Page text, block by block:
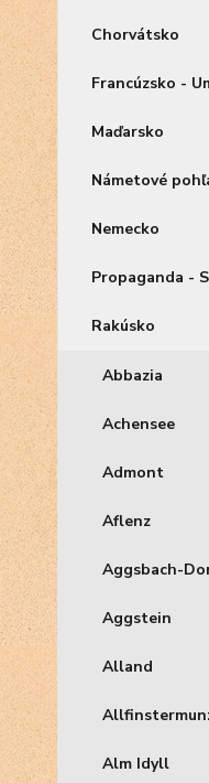
Chorvátsko
Francúzsko -
Maďarsko
Námetové
Nemecko
Propaganda -
Rakúsko
Abbazia
Achensee
Admont
Aflenz
Aggsbach-
Aggstein
Alland
Alm Idyll